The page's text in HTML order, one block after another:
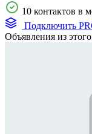
10 контактов в
Подключить
Объявления из